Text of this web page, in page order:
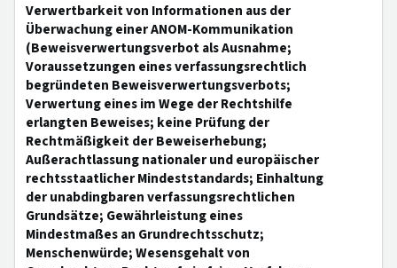
Verwertbarkeit von Informationen aus der
Überwachung einer ANOM-Kommunikation
(Beweisverwertungsverbot als Ausnahme;
Voraussetzungen eines verfassungsrechtlich
begründeten Beweisverwertungsverbots;
Verwertung eines im Wege der Rechtshilfe
erlangten Beweises; keine Prüfung der
Rechtmäßigkeit der Beweiserhebung;
Außerachtlassung nationaler und europäischer
rechtsstaatlicher Mindeststandards; Einhaltung
der unabdingbaren verfassungsrechtlichen
Grundsätze; Gewährleistung eines
Mindestmaßes an Grundrechtsschutz;
Menschenwürde; Wesensgehalt von